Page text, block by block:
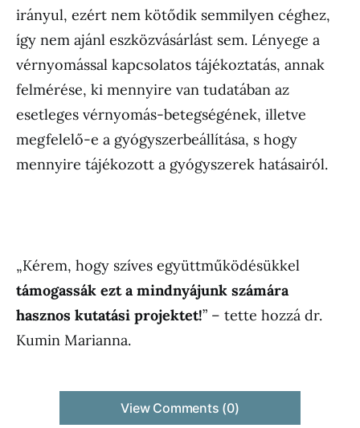
irányul, ezért nem kötődik semmilyen céghez,
így nem ajánl eszközvásárlást sem. Lényege a
vérnyomással kapcsolatos tájékoztatás, annak
felmérése, ki mennyire van tudatában az
esetleges vérnyomás-betegségének, illetve
megfelelő-e a gyógyszerbeállítása, s hogy
mennyire tájékozott a gyógyszerek hatásairól.
„Kérem, hogy szíves együttműködésükkel
támogassák ezt a mindnyájunk számára
hasznos kutatási projektet!” – tette hozzá dr.
Kumin Marianna.
View Comments (0)